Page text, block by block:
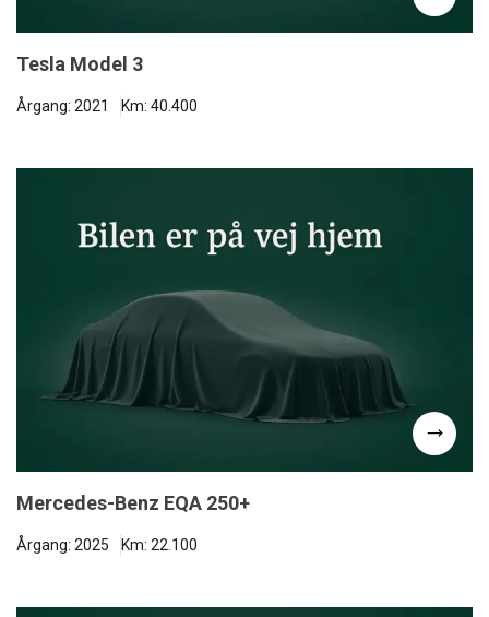
Tesla Model 3
Årgang: 2021 Km: 40.400
Mercedes-Benz EQA 250+
Årgang: 2025 Km: 22.100